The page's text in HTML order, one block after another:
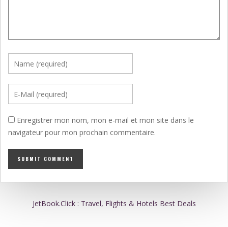
Enregistrer mon nom, mon e-mail et mon site dans le
navigateur pour mon prochain commentaire.
JetBook.Click : Travel, Flights & Hotels Best Deals